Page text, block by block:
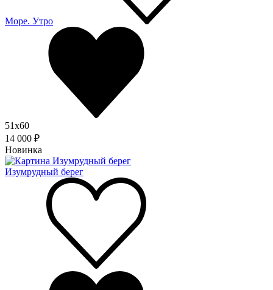
Море. Утро
51x60
14 000 ₽
Новинка
Изумрудный берег